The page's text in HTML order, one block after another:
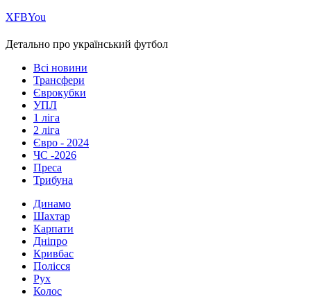
ХFBYou
Детально про український футбол
Всі новини
Трансфери
Єврокубки
УПЛ
1 ліга
2 ліга
Євро - 2024
ЧС -2026
Преса
Трибуна
Динамо
Шахтар
Карпати
Дніпро
Кривбас
Полісся
Рух
Колос